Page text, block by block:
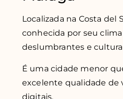
Localizada na Costa del
conhecida por seu
deslumbrantes e
É uma cidade menor
excelente qualidade de
digitais.